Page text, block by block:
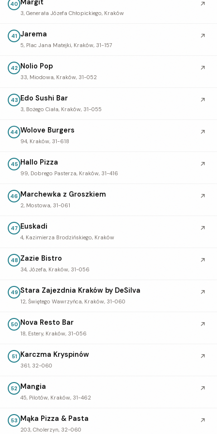
40 Margit
3, Generała Józefa Chłopickiego, Kraków
↗
41 Jarema
5, Plac Jana Matejki, Kraków, 31-157
↗
42 Nolio Pop
33, Miodowa, Kraków, 31-052
↗
43 Edo Sushi Bar
3, Bożego Ciała, Kraków, 31-055
↗
44 Wolove Burgers
94, Kraków, 31-618
↗
45 Hallo Pizza
99, Dobrego Pasterza, Kraków, 31-416
↗
46 Marchewka z Groszkiem
2, Mostowa, 31-061
↗
47 Euskadi
4, Kazimierza Brodzińskiego, Kraków
↗
48 Zazie Bistro
34, Józefa, Kraków, 31-056
↗
49 Stara Zajezdnia Kraków by DeSilva
12, Świętego Wawrzyńca, Kraków, 31-060
↗
50 Nova Resto Bar
18, Estery, Kraków, 31-056
↗
51 Karczma Kryspinów
361, 32-060
↗
52 Mangia
45, Pilotów, Kraków, 31-462
↗
53 Mąka Pizza & Pasta
203, Cholerzyn, 32-060
↗